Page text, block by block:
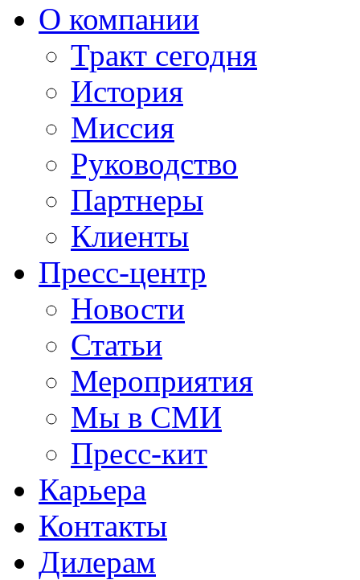
О компании
Тракт сегодня
История
Миссия
Руководство
Партнеры
Клиенты
Пресс-центр
Новости
Статьи
Мероприятия
Мы в СМИ
Пресс-кит
Карьера
Контакты
Дилерам